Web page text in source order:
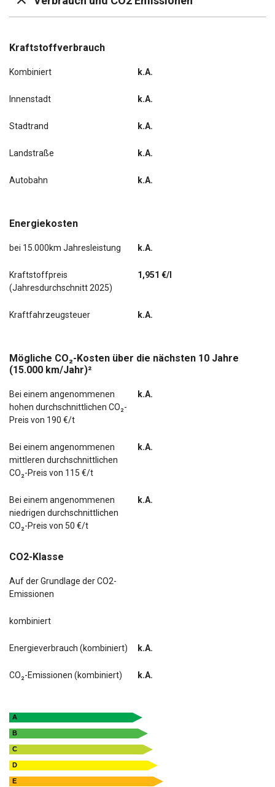
Kraftstoffverbrauch
Kombiniert k.A.
Innenstadt k.A.
Stadtrand k.A.
Landstraße k.A.
Autobahn k.A.
Energiekosten
bei 15.000km Jahresleistung k.A.
Kraftstoffpreis
(Jahresdurchschnitt 2025)
1,951 €/l
Kraftfahrzeugsteuer k.A.
Mögliche CO₂-Kosten über die nächsten 10 Jahre
(15.000 km/Jahr)²
Bei einem angenommenen
hohen durchschnittlichen CO₂-
Preis von 190 €/t
k.A.
Bei einem angenommenen
mittleren durchschnittlichen
CO₂-Preis von 115 €/t
k.A.
Bei einem angenommenen
niedrigen durchschnittlichen
CO₂-Preis von 50 €/t
k.A.
CO2-Klasse
Auf der Grundlage der CO2-
Emissionen
kombiniert
Energieverbrauch (kombiniert) k.A.
CO₂-Emissionen (kombiniert) k.A.
A
B
C
D
E